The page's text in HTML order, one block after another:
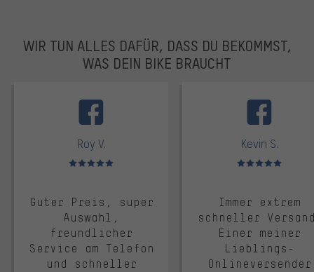
WIR TUN ALLES DAFÜR, DASS DU BEKOMMST,
WAS DEIN BIKE BRAUCHT
Roy V.
Bewertungen: 5 von 5
Guter Preis, super
Auswahl,
freundlicher
Service am Telefon
und schneller
Kevin S.
Bewertungen: 5 von 5
Immer extrem
schneller
Einer meiner
Lieblings-
Onlineversender